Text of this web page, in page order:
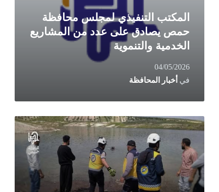
المكتب التنفيذي لمجلس محافظة
حمص يصادق على عدد من المشاريع
الخدمية والتنموية
04/05/2026
في أخبار المحافظة
Read
More